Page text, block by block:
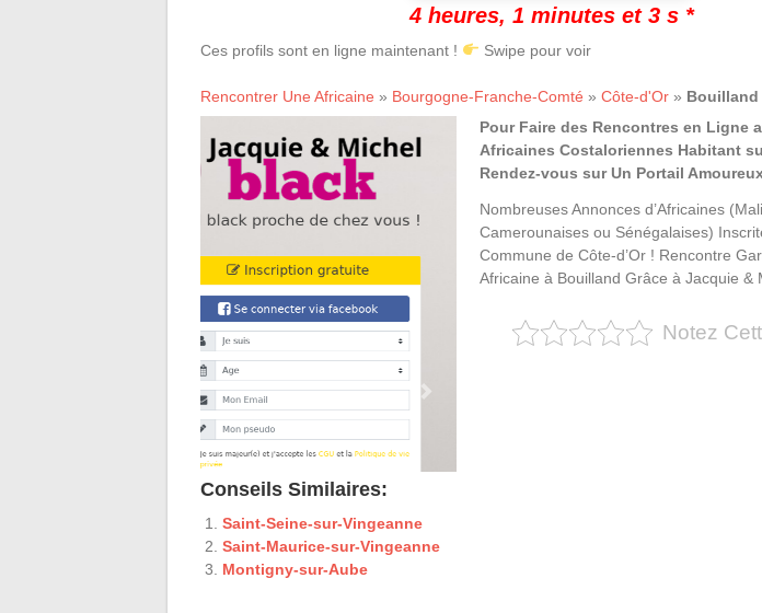
4 heures, 1 minutes et 3 s *
Ces profils sont en ligne maintenant ! Swipe pour voir
Rencontrer Une Africaine » Bourgogne-Franche-Comté » Côte-d'Or » Bouilland
Pour Faire des Rencontres en Ligne
Africaines Costaloriennes Habitant
Rendez-vous sur Un Portail
Nombreuses Annonces d’Africaines
Camerounaises ou Sénégalaises)
Commune de Côte-d’Or ! Rencontre
Africaine à Bouilland Grâce à Jacquie &
Notez
Conseils Similaires:
Saint-Seine-sur-Vingeanne
Saint-Maurice-sur-Vingeanne
Montigny-sur-Aube